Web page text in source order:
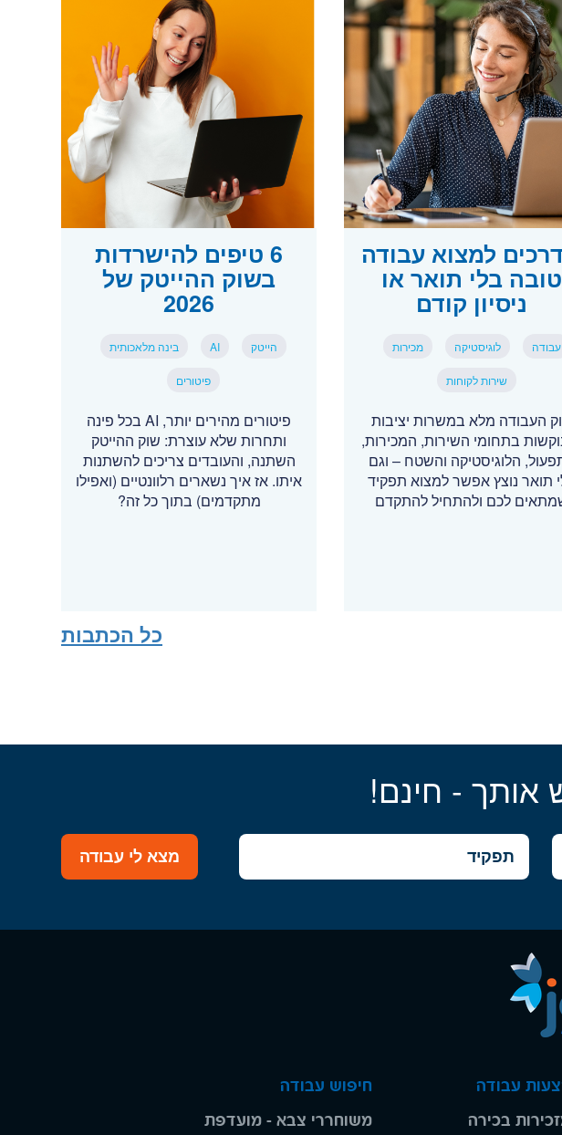
8 דרכים למצוא עבודה
טובה בלי תואר או
ניסיון קודם
עבודה לוגיסטיקה מכירות
שירות לקוחות
העבודה מלא במשרות יציבות
בתחומי השירות, המכירות,
הלוגיסטיקה והשטח – וגם
תואר נוצץ אפשר למצוא תפקיד
לכם ולהתחיל להתקדם
6 טיפים להישרדות
בשוק ההייטק של
2026
הייטק AI בינה מלאכותית
פיטורים
פיטורים מהירים יותר, AI בכל פינה
ותחרות שלא עוצרת: שוק ההייטק
השתנה, והעובדים צריכים להשתנות
איתו. אז איך נשארים רלוונטיים (ואפילו
מתקדמים) בתוך כל זה?
כל הכתבות
אותך - חינם!
מצא לי עבודה
עבודה
בכירה
חיפוש עבודה
משוחררי צבא - מועדפת